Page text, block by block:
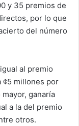
y 35 premios de
por lo que
del número
al premio
¢5 millones por
ganaría
a la del premio
otros.